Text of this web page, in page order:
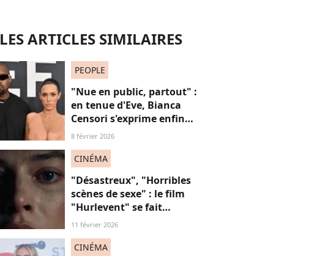
LES ARTICLES SIMILAIRES
PEOPLE
"Nue en public, partout" :
en tenue d'Eve, Bianca
Censori s'exprime enfin
sur ses tenues sulfureuses
toxique" avec Kanye West
8 février 2026
CINÉMA
"Désastreux", "Horribles
scènes de sexe" : le film
"Hurlevent" se fait
détruire par la presse, et si
sexistes ?
11 février 2026
CINÉMA